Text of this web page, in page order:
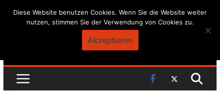
SkipDiese Website benutzen Cookies. Wenn Sie die Website weiter
nutzen, stimmen Sie der Verwendung von Cookies zu.
Akzeptieren